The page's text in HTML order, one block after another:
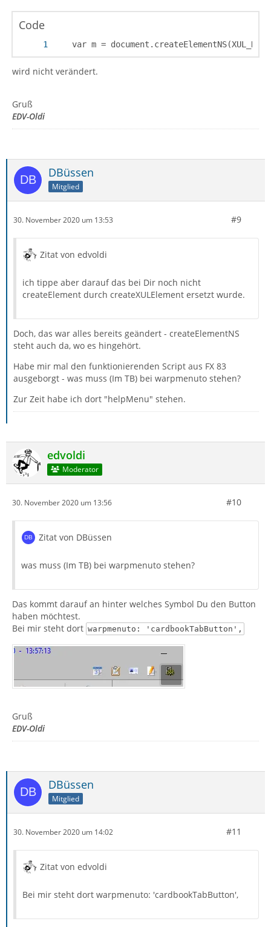
Code
var m = document.createElementNS(XUL_NS,
wird nicht verändert.
Gruß
EDV-Oldi
DBüssen
Mitglied
30. November 2020 um 13:53 #9
Zitat von edvoldi
ich tippe aber darauf das bei Dir noch nicht
createElement durch createXULElement ersetzt wurde.
Doch, das war alles bereits geändert - createElementNS
steht auch da, wo es hingehört.
Habe mir mal den funktionierenden Script aus FX 83
ausgeborgt - was muss (Im TB) bei warpmenuto stehen?
Zur Zeit habe ich dort "helpMenu" stehen.
edvoldi
Moderator
30. November 2020 um 13:56 #10
Zitat von DBüssen
was muss (Im TB) bei warpmenuto stehen?
Das kommt darauf an hinter welches Symbol Du den Button
haben möchtest.
Bei mir steht dort warpmenuto: 'cardbookTabButton',
Gruß
EDV-Oldi
DBüssen
Mitglied
30. November 2020 um 14:02 #11
Zitat von edvoldi
Bei mir steht dort warpmenuto: 'cardbookTabButton',